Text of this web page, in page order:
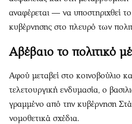
αναφέρεται — να υποστηριχθεί
κυβέρνησης στο πλευρό των
Αβέβαιο το πολιτικό
Αφού μεταβεί στο κοινοβούλιο
τελετουργική ενδυμασία, ο
γραμμένο από την κυβέρνηση
νομοθετικά σχέδια.